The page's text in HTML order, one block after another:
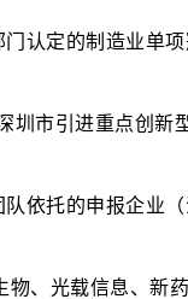
认定的制造业单
圳市引进重点创新
依托的申报企业（
物、光载信息、新